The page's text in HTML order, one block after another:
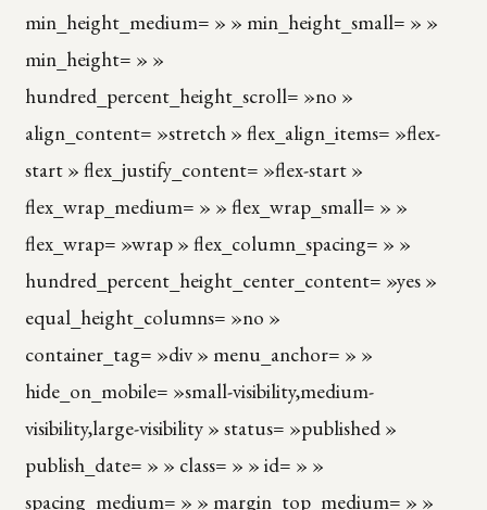
min_height_medium= » » min_height_small= » »
min_height= » »
hundred_percent_height_scroll= »no »
align_content= »stretch » flex_align_items= »flex-
start » flex_justify_content= »flex-start »
flex_wrap_medium= » » flex_wrap_small= » »
flex_wrap= »wrap » flex_column_spacing= » »
hundred_percent_height_center_content= »yes »
equal_height_columns= »no »
container_tag= »div » menu_anchor= » »
hide_on_mobile= »small-visibility,medium-
visibility,large-visibility » status= »published »
publish_date= » » class= » » id= » »
spacing_medium= » » margin_top_medium= » »